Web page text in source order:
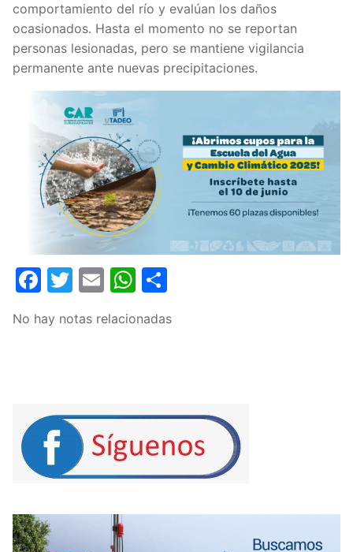
comportamiento del río y evalúan los daños
ocasionados. Hasta el momento no se reportan
personas lesionadas, pero se mantiene vigilancia
permanente ante nuevas precipitaciones.
Facebook
Twitter
EmailWhatsApp
No hay notas relacionadas